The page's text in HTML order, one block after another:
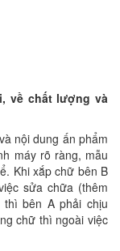
về chất lượng và
nội dung ấn phẩm
máy rõ ràng, mẫu
Khi xắp chữ bên B
sửa chữa (thêm
bên A phải chịu
chữ thì ngoài việc